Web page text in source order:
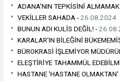
ADANA'NIN TEPKİSİNİ ALMAMAK
VEKİLLER SAHADA -26.08.2024
BUNUN ADI KULİS DEĞİL! -
KARALAR'IN BİLEĞİNİ
BÜROKRASİ İŞLEMİYOR
ELEŞTİRİYE TAHAMMÜL
HASTANE 'HASTANE OLMAKTAN'